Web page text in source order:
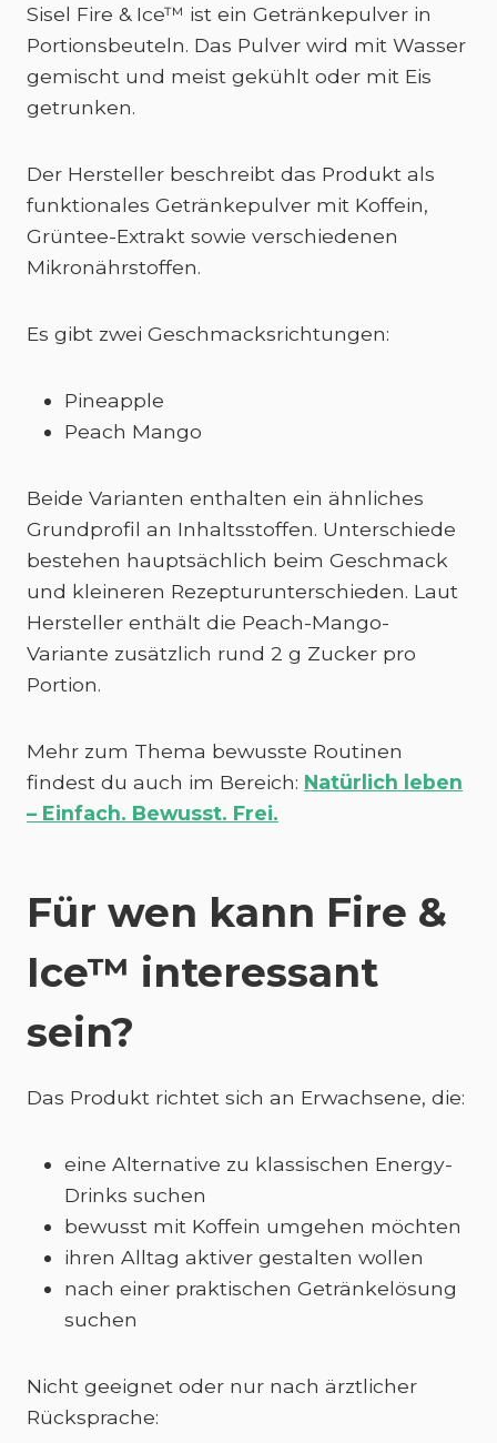
Sisel Fire & Ice™ ist ein Getränkepulver in
Portionsbeuteln. Das Pulver wird mit Wasser
gemischt und meist gekühlt oder mit Eis
getrunken.
Der Hersteller beschreibt das Produkt als
funktionales Getränkepulver mit Koffein,
Grüntee-Extrakt sowie verschiedenen
Mikronährstoffen.
Es gibt zwei Geschmacksrichtungen:
Pineapple
Peach Mango
Beide Varianten enthalten ein ähnliches
Grundprofil an Inhaltsstoffen. Unterschiede
bestehen hauptsächlich beim Geschmack
und kleineren Rezepturunterschieden. Laut
Hersteller enthält die Peach-Mango-
Variante zusätzlich rund 2 g Zucker pro
Portion.
Mehr zum Thema bewusste Routinen
findest du auch im Bereich: Natürlich leben
– Einfach. Bewusst. Frei.
Für wen kann Fire &
Ice™ interessant
sein?
Das Produkt richtet sich an Erwachsene, die:
eine Alternative zu klassischen Energy-
Drinks suchen
bewusst mit Koffein umgehen möchten
ihren Alltag aktiver gestalten wollen
nach einer praktischen Getränkelösung
suchen
Nicht geeignet oder nur nach ärztlicher
Rücksprache: